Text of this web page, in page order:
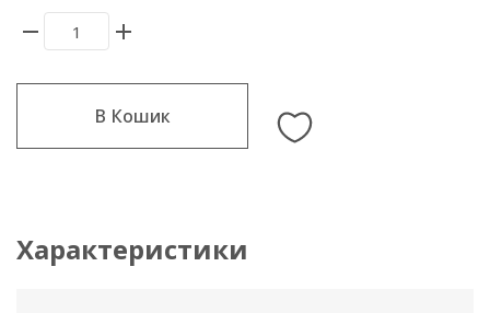
В Кошик
Характеристики